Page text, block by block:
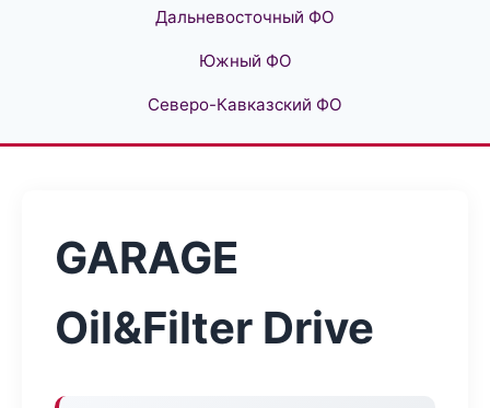
Дальневосточный ФО
Южный ФО
Северо-Кавказский ФО
GARAGE
Oil&Filter Drive